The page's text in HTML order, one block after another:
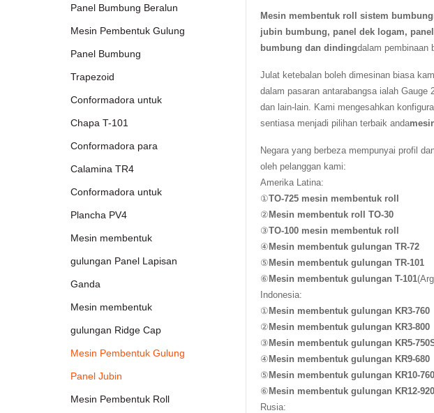
Panel Bumbung Beralun
Mesin Pembentuk Gulung
Panel Bumbung
Trapezoid
Conformadora untuk
Chapa T-101
Conformadora para
Calamina TR4
Conformadora untuk
Plancha PV4
Mesin membentuk
gulungan Panel Lapisan
Ganda
Mesin membentuk
gulungan Ridge Cap
Mesin Pembentuk Gulung
Panel Jubin
Mesin Pembentuk Roll
Mesin membentuk roll sistem bumbung
jubin bumbung, panel dek logam,
bumbung dan dindingdalam pembinaan
Julat ketebalan boleh dimesinan biasa
dalam pasaran antarabangsa ialah
dan lain-lain. Kami mengesahkan
sentiasa menjadi pilihan terbaik anda
Negara yang berbeza mempunyai profil
oleh pelanggan kami:
Amerika Latina:
①TO-725 mesin membentuk roll
②Mesin membentuk roll TO-30
③TO-100 mesin membentuk roll
④Mesin membentuk gulungan TR-72
⑤Mesin membentuk gulungan TR-101
⑥Mesin membentuk gulungan T-101
Indonesia:
①Mesin membentuk gulungan KR3-760
②Mesin membentuk gulungan KR3-800
③Mesin membentuk gulungan KR5-
④Mesin membentuk gulungan KR9-680
⑤Mesin membentuk gulungan KR10-760
⑥Mesin membentuk gulungan KR12-920
Rusia: